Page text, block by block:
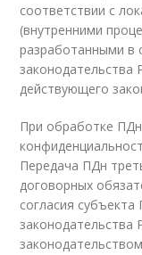
соответствии с
(внутренними
разработанными в
действующего
При обработке
Передача ПДн
договорных
согласия
законодательства